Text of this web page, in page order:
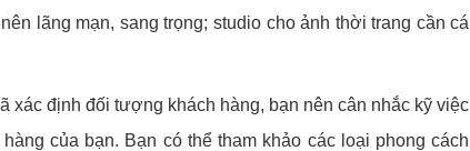
lãng mạn, sang trọng; studio cho ảnh thời trang cần cá
xác định đối tượng khách hàng, bạn nên cân nhắc kỹ việc
của bạn. Bạn có thể tham khảo các loại phong cách